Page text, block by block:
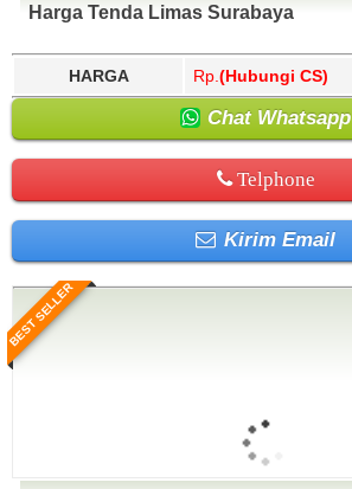
Harga Tenda Limas Surabaya
HARGA Rp. (Hubungi CS)
Chat Whatsapp
Telphone
Kirim Email
BEST SELLER